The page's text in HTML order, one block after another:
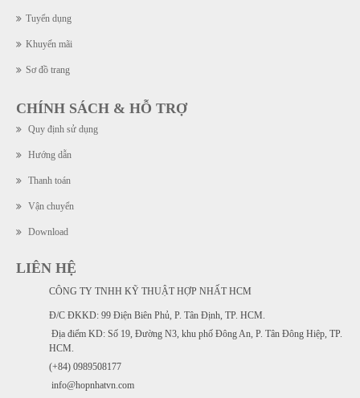
Tuyển dụng
Khuyến mãi
Sơ đồ trang
CHÍNH SÁCH & HỖ TRỢ
Quy định sử dụng
Hướng dẫn
Thanh toán
Vận chuyển
Download
LIÊN HỆ
CÔNG TY TNHH KỸ THUẬT HỢP NHẤT HCM
Đ/C ĐKKD: 99 Điện Biên Phủ, P. Tân Định, TP. HCM.
Địa điểm KD: Số 19, Đường N3, khu phố Đông An, P. Tân Đông Hiệp, TP.
HCM.
(+84) 0989508177
info@hopnhatvn.com